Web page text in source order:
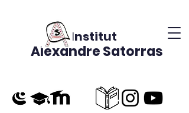
Institut
Alexandre Satorras